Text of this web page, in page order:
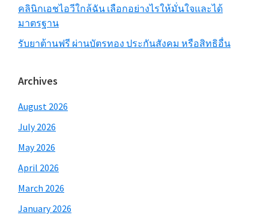
คลินิกเอชไอวีใกล้ฉัน เลือกอย่างไรให้มั่นใจและได้
มาตรฐาน
รับยาต้านฟรี ผ่านบัตรทอง ประกันสังคม หรือสิทธิอื่น
Archives
August 2026
July 2026
May 2026
April 2026
March 2026
January 2026